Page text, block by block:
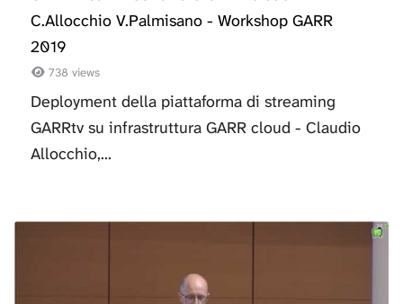
C.Allocchio V.Palmisano - Workshop GARR
2019
738 views
Deployment della piattaforma di streaming
GARRtv su infrastruttura GARR cloud - Claudio
Allocchio,...